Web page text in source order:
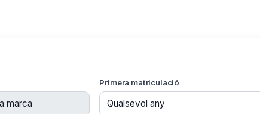
Primera matriculació